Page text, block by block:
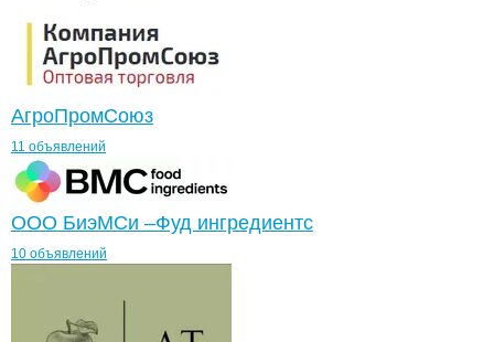
АгроПромСоюз
11 объявлений
ООО БиэМСи –Фуд ингредиентс
10 объявлений